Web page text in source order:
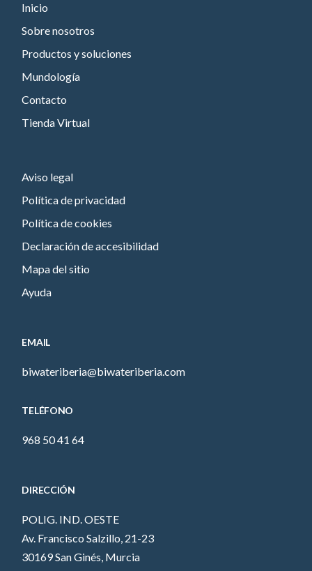
Inicio
Sobre nosotros
Productos y soluciones
Mundología
Contacto
Tienda Virtual
Aviso legal
Política de privacidad
Política de cookies
Declaración de accesibilidad
Mapa del sitio
Ayuda
EMAIL
biwateriberia@biwateriberia.com
TELÉFONO
968 50 41 64
DIRECCIÓN
POLIG. IND. OESTE
Av. Francisco Salzillo, 21-23
30169 San Ginés, Murcia